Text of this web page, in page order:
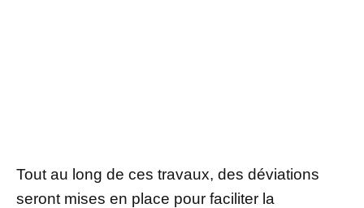
Tout au long de ces travaux, des déviations
seront mises en place pour faciliter la